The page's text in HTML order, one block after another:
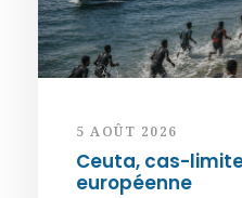
5 AOÛT 2026
Ceuta, cas-
européenne